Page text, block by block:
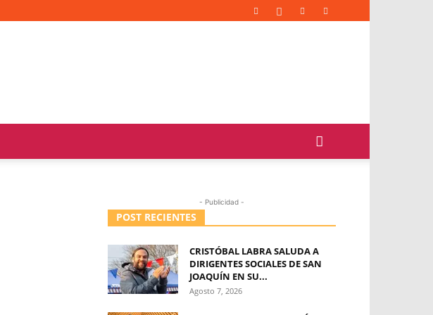
- Publicidad -
POST RECIENTES
CRISTÓBAL LABRA SALUDA A
DIRIGENTES SOCIALES DE SAN
JOAQUÍN EN SU...
Agosto 7, 2026